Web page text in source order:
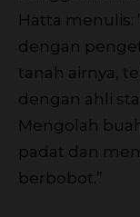
Hatta menulis:
dengan
tanah airnya,
dengan ahli
Mengolah
padat dan
berbobot.”